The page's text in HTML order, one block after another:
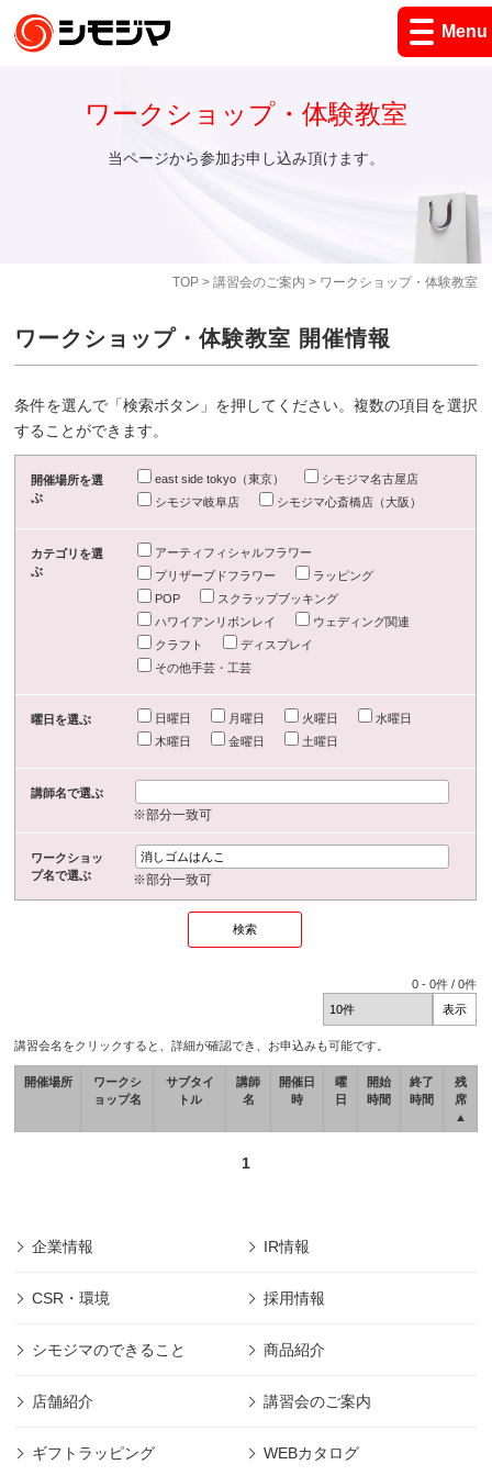
Menu
TOP> 講習会のご案内 > ワークショップ・体験教室
ワークショップ・体験教室
当ページから参加お申し込み頂けます。
ワークショップ・体験教室 開催情報
条件を選んで「検索ボタン」を押してください。複数の項目を選択
することができます。
開催場所を選
ぶ
east side tokyo（東京）
シモジマ名古屋店
シモジマ岐阜店
シモジマ心斎橋店（大阪）
カテゴリを選
ぶ
アーティフィシャルフラワー
プリザーブドフラワー
ラッピング
POP
スクラップブッキング
ハワイアンリボンレイ
ウェディング関連
クラフト
ディスプレイ
その他手芸・工芸
曜日を選ぶ 日曜日 月曜日 火曜日
水曜日
木曜日
金曜日 土曜日
講師名で選ぶ
※部分一致可
ワークショッ
プ名で選ぶ
※部分一致可
0 -0件 /0件
講習会名をクリックすると、詳細が確認でき、お申込みも可能です。
開催場所
ワークシ
ョップ名
サブタイ
トル
講師
名
開催日
時
曜
日
開始
時間
終了
時間
残
席
▲
1
企業情報 IR情報
CSR・環境 採用情報
シモジマのできること 商品紹介
店舗紹介 講習会のご案内
ギフトラッピング WEBカタログ